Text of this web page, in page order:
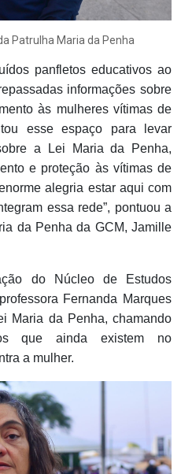
Patrulha Maria da Penha
panfletos educativos ao
informações sobre
às mulheres vítimas de
esse espaço para levar
a Lei Maria da Penha,
e proteção às vítimas de
alegria estar aqui com
essa rede”, pontuou a
da Penha da GCM, Jamille
do Núcleo de Estudos
Fernanda Marques
Maria da Penha, chamando
que ainda existem no
a mulher.